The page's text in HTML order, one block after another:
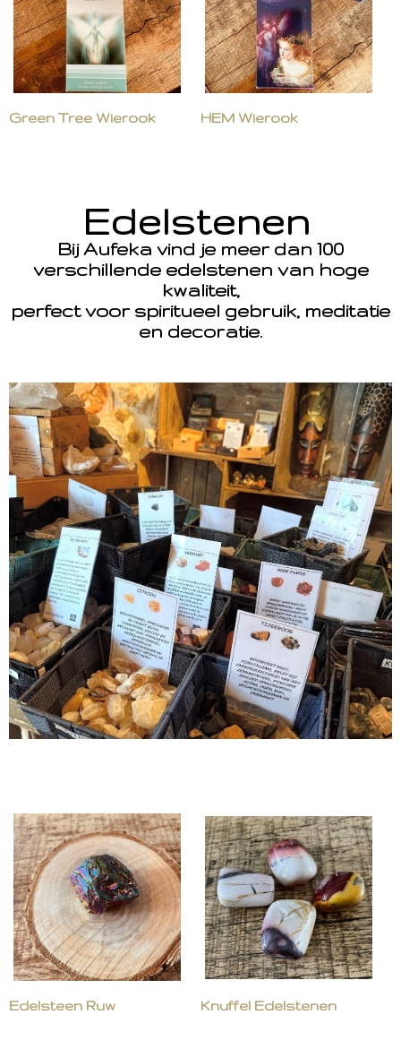
Green Tree Wierook HEM Wierook
Edelstenen
Bij Aufeka vind je meer dan 100
verschillende edelstenen van hoge
kwaliteit,
perfect voor spiritueel gebruik, meditatie
en decoratie.
Edelsteen Ruw Knuffel Edelstenen